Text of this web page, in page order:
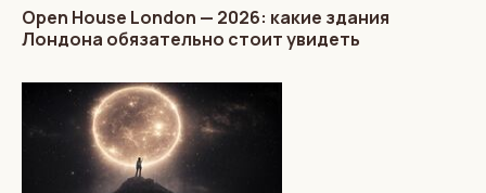
Open House London — 2026: какие здания
Лондона обязательно стоит увидеть